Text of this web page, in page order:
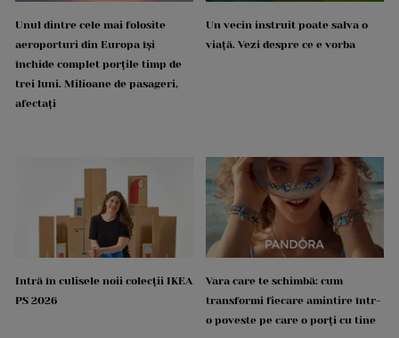
Unul dintre cele mai folosite
aeroporturi din Europa își
închide complet porțile timp de
trei luni. Milioane de pasageri,
afectați
Un vecin instruit poate salva o
viață. Vezi despre ce e vorba
Intră în culisele noii colecții IKEA
PS 2026
Vara care te schimbă: cum
transformi fiecare amintire într-
o poveste pe care o porți cu tine